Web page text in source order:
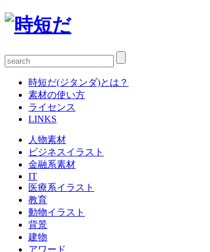
時短だ(ジタンダ)とは？
素材の使い方
ライセンス
LINKS
人物素材
ビジネスイラスト
金融系素材
IT
医療系イラスト
教育
動物イラスト
背景
建物
アワード